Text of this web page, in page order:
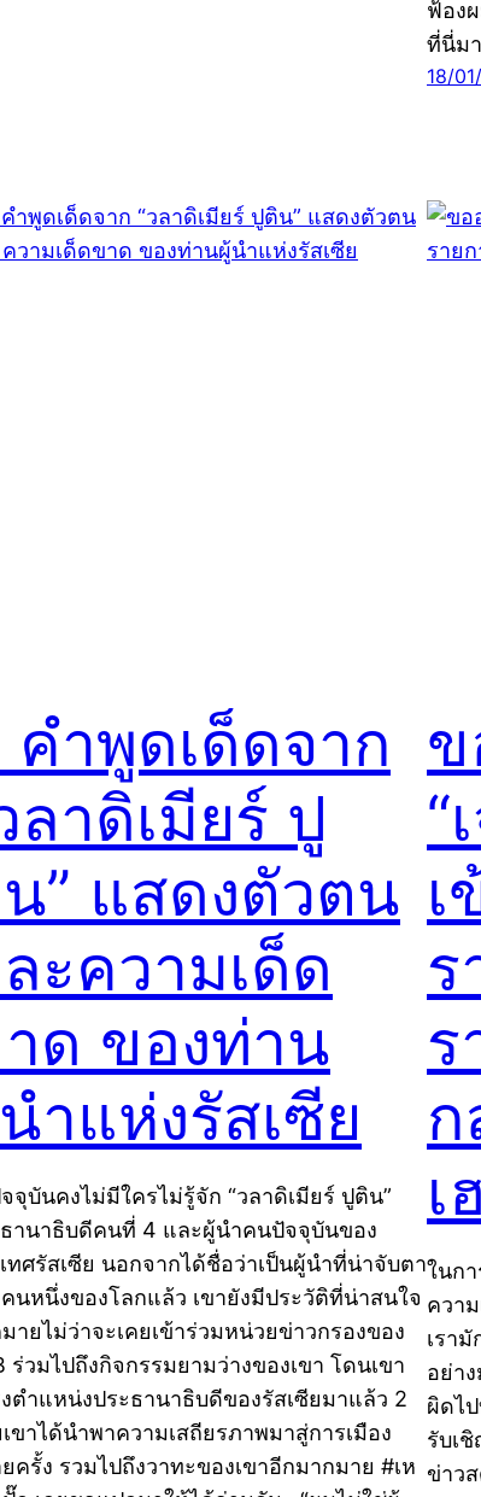
ฟ้อง
ที่นี่ม
18/
คำพูดเด็ดจาก
ลาดิเมียร์ ปู
” แสดงตัวตน
ะความเด็ด
ด ของท่าน
ำแห่งรัสเซีย
จุบันคงไม่มีใครไม่รู้จัก “วลาดิเมียร์ ปูติน”
านาธิบดีคนที่ 4 และผู้นำคนปัจจุบันของ
ทศรัสเซีย นอกจากได้ชื่อว่าเป็นผู้นำที่น่าจับตา
นหนึ่งของโลกแล้ว เขายังมีประวัติที่น่าสนใจ
ายไม่ว่าจะเคยเข้าร่วมหน่วยข่าวกรองของ
ร่วมไปถึงกิจกรรมยามว่างของเขา โดนเขา
ตำแหน่งประธานาธิบดีของรัสเซียมาแล้ว 2
ขาได้นำพาความเสถียรภาพมาสู่การเมือง
ครั้ง รวมไปถึงวาทะของเขาอีกมากมาย #เห
“
เ
ร
ก
เ
ในก
ควา
เรา
อย่า
ผิดไ
รับเ
ข่าว